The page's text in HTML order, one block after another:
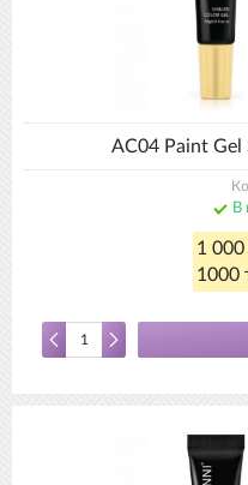
AC04 Paint Gel
В
1 000
1000